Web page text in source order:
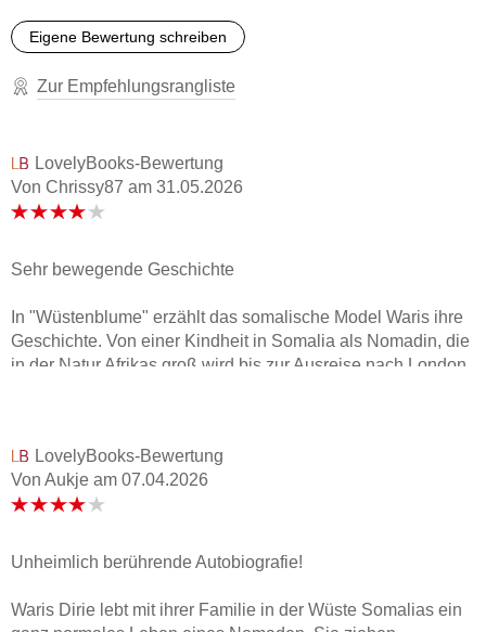
"Das Grauen, das sich in diesen Zeilen offenbart, macht
sprachlos." Kölner Stadt-Anzeiger
Eigene Bewertung schreiben
Zur Empfehlungsrangliste
LovelyBooks-Bewertung
Von Chrissy87 am 31.05.2026
Sehr bewegende Geschichte
In "Wüstenblume" erzählt das somalische Model Waris ihre
Geschichte. Von einer Kindheit in Somalia als Nomadin, die
in der Natur Afrikas groß wird bis zur Ausreise nach London
lesen.Die Geschichte hat mich allerdings ab dem Punkt wo
es für Waris nach London ging etwas verloren, was vielleicht
auch daran lag, dass ich sie stellenweise sehr
LovelyBooks-Bewertung
Von Aukje am 07.04.2026
Unheimlich berührende Autobiografie!
Waris Dirie lebt mit ihrer Familie in der Wüste Somalias ein